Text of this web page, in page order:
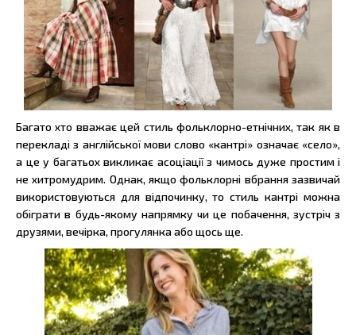
Багато хто вважає цей стиль фольклорно-етнічних, так як в
перекладі з англійської мови слово «кантрі» означає «село»,
а це у багатьох викликає асоціації з чимось дуже простим і
не хитромудрим. Однак, якщо фольклорні вбрання зазвичай
використовуються для відпочинку, то стиль кантрі можна
обіграти в будь-якому напрямку чи це побачення, зустріч з
друзями, вечірка, прогулянка або щось ще.